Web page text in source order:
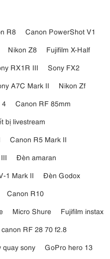
R8
Canon PowerShot V1
Nikon Z8
Fujifilm X-Half
RX1R III
Sony FX2
A7C Mark II
Nikon Zf
4
Canon RF 85mm
bị livestream
Canon R5 Mark II
Đèn amaran
1 Mark II
Đèn Godox
Canon R10
Micro Shure
Fujifilm instax
canon RF 28 70 f2.8
quay sony
GoPro hero 13